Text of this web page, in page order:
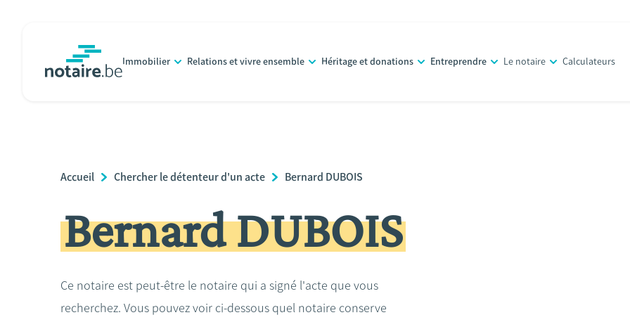
principal
Immobilier Relations et vivre ensemble Héritage et donations Entreprendre Le notaire Calculateurs
Breadcrumb
Accueil Chercher le détenteur d'un acte Bernard DUBOIS
Bernard DUBOIS
Ce notaire est peut-être le notaire qui a signé l'acte que vous
recherchez. Vous pouvez voir ci-dessous quel notaire conserve